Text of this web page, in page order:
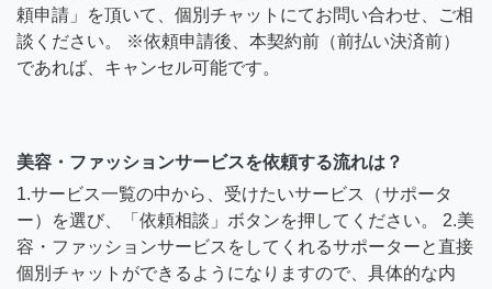
頼申請」を頂いて、個別チャットにてお問い合わせ、ご相
談ください。 ※依頼申請後、本契約前（前払い決済前）
であれば、キャンセル可能です。
美容・ファッションサービスを依頼する流れは？
1.サービス一覧の中から、受けたいサービス（サポータ
ー）を選び、「依頼相談」ボタンを押してください。 2.美
容・ファッションサービスをしてくれるサポーターと直接
個別チャットができるようになりますので、具体的な内